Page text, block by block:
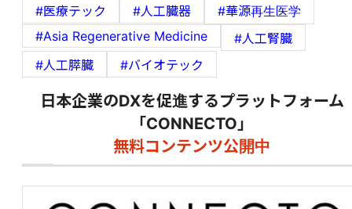
#医療テック #人工臓器
#華源再生医学
#Asia Regenerative Medicine
#人工腎臓
#人工膵臓
#バイオテック
日本企業のDXを促進するプラットフォーム
「CONNECTO」
無料コンテンツ公開中